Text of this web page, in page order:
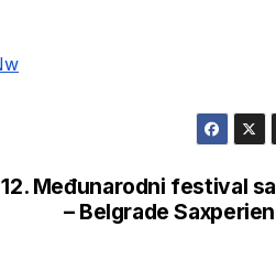
12. Međunarodni festival
– Belgrade